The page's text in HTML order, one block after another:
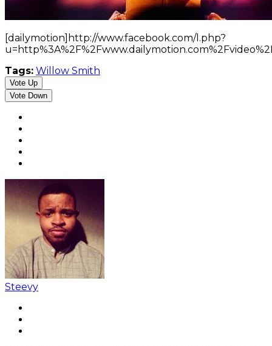
[dailymotion]http://www.facebook.com/l.php?
Tags: Willow Smith
Vote Up
Vote Down
Steevy